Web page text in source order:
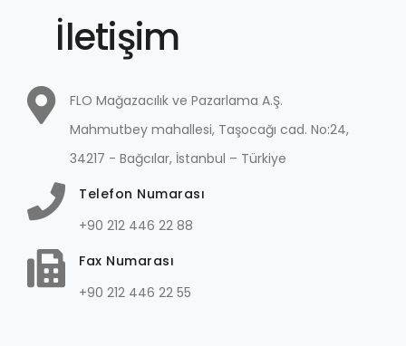
İletişim
FLO Mağazacılık ve Pazarlama A.Ş.
Mahmutbey mahallesi, Taşocağı cad. No:24,
34217 - Bağcılar, İstanbul – Türkiye
Telefon Numarası
+90 212 446 22 88
Fax Numarası
+90 212 446 22 55